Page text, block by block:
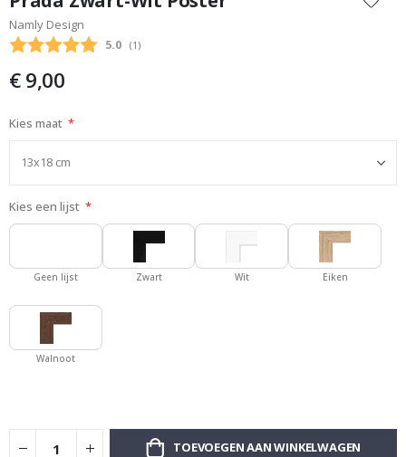
het
begin
van
afbeeldingen-
Namly Design
Gemiddelde beoordeling:
5.0 (aantal stemmen:
1 )
€ 9,00
Kies maat
Kies een lijst
Geen lijst Zwart Wit Eiken
Walnoot
TOEVOEGEN AAN WINKELWAGEN